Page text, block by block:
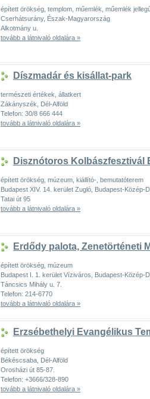
épített örökség, templom, műemlék, műemlék
Cserhátsurány, Észak-Magyarország
Alkotmány u.
tovább a látnivaló oldalára »
Díszmadár és kisállat-park
természeti értékek, állatkert
Zákányszék, Dél-Alföld
Telefon: 30/8 666 444
tovább a látnivaló oldalára »
Disznótoros Kolbászfesztivál
épített örökség, múzeum, kiállító-, bemutatóterem
Budapest XIV. 14. kerület Zugló, Budapest-Közép-
Tatai út 95
tovább a látnivaló oldalára »
Erdődy palota, Zenetörténeti
épített örökség, múzeum
Budapest I. 1. kerület Víziváros, Budapest-Közép-
Táncsics Mihály u. 7.
Telefon: 214-6770
tovább a látnivaló oldalára »
Erzsébethelyi Evangélikus
épített örökség
Békéscsaba, Dél-Alföld
Orosházi út 85-87.
Telefon: +3666/328-890
tovább a látnivaló oldalára »